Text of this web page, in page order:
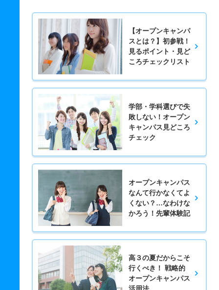
【オープンキャンパ
スとは？】初参戦！
見るポイント・見ど
ころチェックリスト
学部・学科選びで失
敗しない！オープン
キャンパス見どころ
チェック
オープンキャンパス
なんて行かなくてよ
くない？…なわけな
かろう！先輩体験記
高３の夏だからこそ
行くべき！ 戦略的
オープンキャンパス